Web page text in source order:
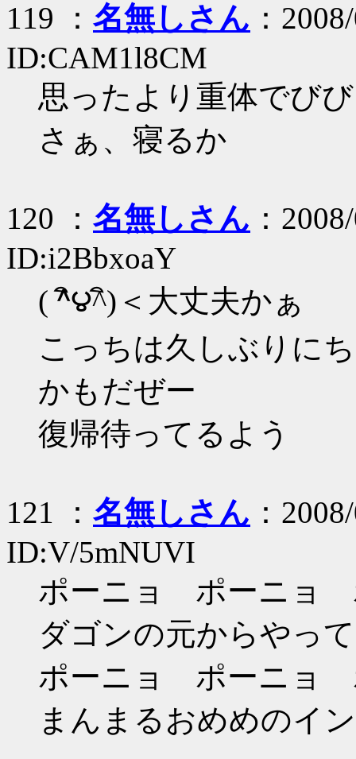
119 ： 名無しさん ：
ID:CAM1l8CM
思ったより重体でび
さぁ、寝るか
120 ： 名無しさん ：
ID:i2BbxoaY
( ^ิ౪^ิ)＜大丈夫かぁ
こっちは久しぶりに
かもだぜー
復帰待ってるよう
121 ： 名無しさん ：
ID:V/5mNUVI
ポーニョ ポーニョ
ダゴンの元からやっ
ポーニョ ポーニョ
まんまるおめめのイ